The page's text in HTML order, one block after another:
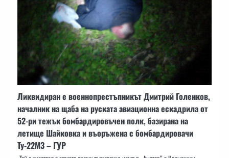
Ликвидиран е военнопрестъпникът Дмитрий Голенков,
началник на щаба на руската авиационна ескадрила от
52-ри тежък бомбардировъчен полк, базирана на
летище Шайковка и въоръжена с бомбардировачи
Ту-22М3 – ГУР